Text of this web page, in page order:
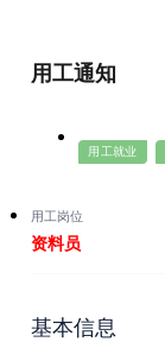
用工通知
用工就业
用工岗位
资料员
基本信息